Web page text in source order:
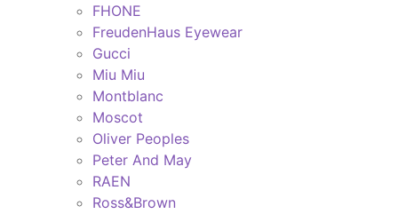
FHONE
FreudenHaus Eyewear
Gucci
Miu Miu
Montblanc
Moscot
Oliver Peoples
Peter And May
RAEN
Ross&Brown